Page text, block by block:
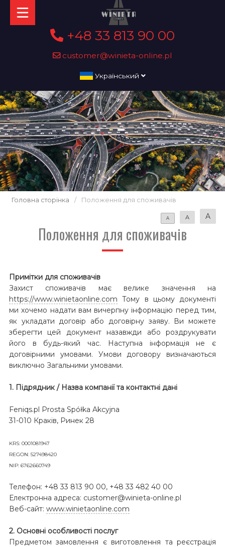
+48 33 813 90 00
customer@winieta-online.pl
Український
Головна сторінка / Положення для споживачів
A A A
Положення для споживачів
Примітки для споживачів
Захист споживачів має велике значення на
https://www.winietaonline.com Тому в цьому документі
ми хочемо надати вам вичерпну інформацію перед тим,
як укладати договір або договірну заяву. Ви можете
зберегти цей документ назавжди або роздрукувати
його в будь-який час. Наступна інформація не є
договірними умовами. Умови договору визначаються
виключно Загальними умовами.
1. Підрядник / Назва компанії та контактні дані
Feniqs.pl Prosta Spółka Akcyjna
31-010 Краків, Ринек 28
KRS: 0001081947
REGON: 527498420
NIP: 6762660749
Телефон: +48 33 813 90 00, +48 33 482 40 00
Електронна адреса: customer@winieta-online.pl
Веб-сайт: www.winietaonline.com
2. Основні особливості послуг
Предметом замовлення є виготовлення та реєстрація